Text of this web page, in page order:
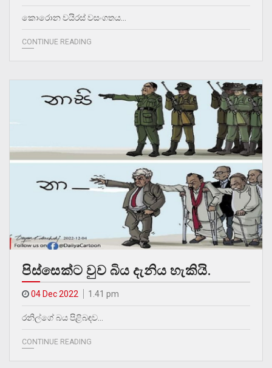
කොරොන වයිරස් වසංගතය…
CONTINUE READING
පිස්සෙක්ට වුව බිය දැනිය හැකියි.
04 Dec 2022 1.41 pm
රනිල්ගේ බය පිළිබඳව…
CONTINUE READING